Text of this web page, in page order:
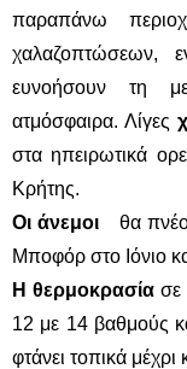
παραπάνω
χαλαζοπτώσεων,
ευνοήσουν τη
ατμόσφαιρα. Λίγες
στα ηπειρωτικά
Κρήτης.
Οι άνεμοι θα
Μποφόρ στο Ιόνιο
Η θερμοκρασία σε
12 με 14 βαθμούς
φτάνει τοπικά